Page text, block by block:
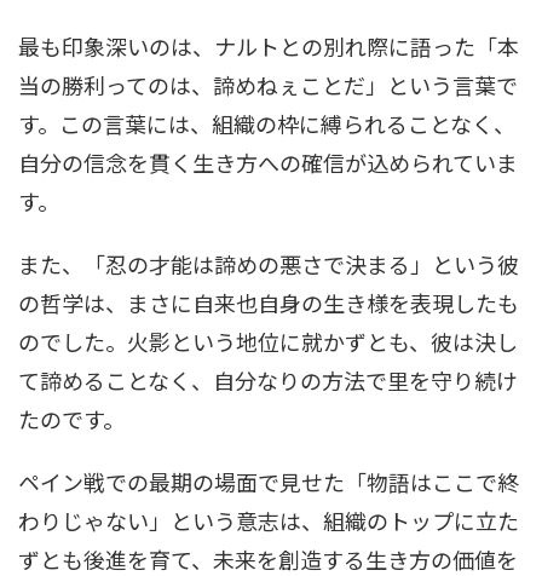
最も印象深いのは、ナルトとの別れ際に語った「本
当の勝利ってのは、諦めねぇことだ」という言葉で
す。この言葉には、組織の枠に縛られることなく、
自分の信念を貫く生き方への確信が込められていま
す。
また、「忍の才能は諦めの悪さで決まる」という彼
の哲学は、まさに自来也自身の生き様を表現したも
のでした。火影という地位に就かずとも、彼は決し
て諦めることなく、自分なりの方法で里を守り続け
たのです。
ペイン戦での最期の場面で見せた「物語はここで終
わりじゃない」という意志は、組織のトップに立た
ずとも後進を育て、未来を創造する生き方の価値を